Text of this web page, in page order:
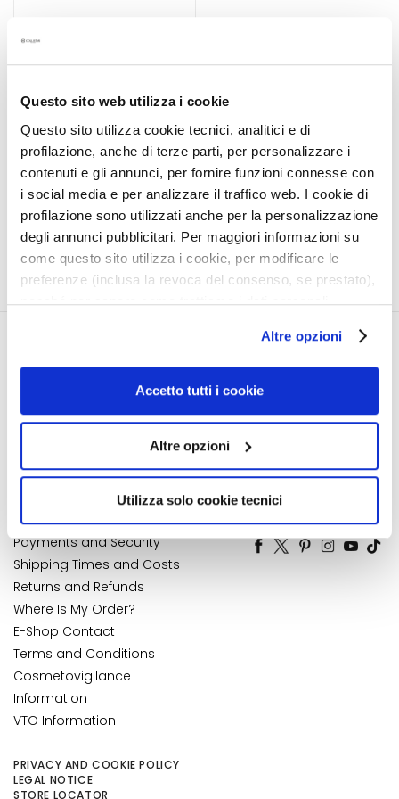
Questo sito web utilizza i cookie
Questo sito utilizza cookie tecnici, analitici e di
profilazione, anche di terze parti, per personalizzare i
contenuti e gli annunci, per fornire funzioni connesse con
i social media e per analizzare il traffico web. I cookie di
profilazione sono utilizzati anche per la personalizzazione
degli annunci pubblicitari. Per maggiori informazioni su
come questo sito utilizza i cookie, per modificare le
preferenze (inclusa la revoca del consenso, se prestato),
nonché per sapere come trattiamo i dati personali –
l’informativa cookie completa e l’informativa privacy
disponibiliqui. Le ricordiamo che, qualora clicchi su
“Utilizza solo i cookie necessari”, non sarà installato
quelli tecnici. Cliccando su “Accetto tutti i cookie”,
presterà il consenso all’installazione di tutti i cookie
utilizzati dal sito. Cliccando su “Altre opzioni”, potrà
scegliere, in modo più granulare, quali cookie
Altre opzioni
Accetto tutti i cookie
Altre opzioni
Utilizza solo cookie tecnici
l
t
e
s
C
l
e
a
n
s
e
r
a
k
n
E
x
f
o
l
i
a
t
o
r
s
S
e
TREATMENT SPF 20
With tan
acceleratorweekend and
less intense sun special
€38.00
1
reviews
Contact
Accessibility Statement
CUSTOMER CARE
Payments and Security
Shipping Times and Costs
Returns and Refunds
Where Is My Order?
E-Shop Contact
Terms and Conditions
Cosmetovigilance
Information
VTO Information
PRIVACY AND COOKIE POLICY
LEGAL NOTICE
STORE LOCATOR
MY PROFILE
Account Information
My Orders
My Wishlist
My Returns